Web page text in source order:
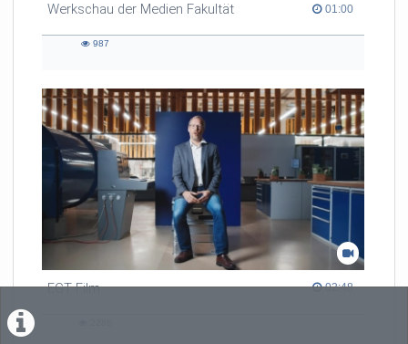
Werkschau der Medien Fakultät 01:00
01:00 duration
987
EGT Film 02:48
02:48 duration
2286